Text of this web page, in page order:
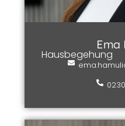
Ema
Hausbegehung